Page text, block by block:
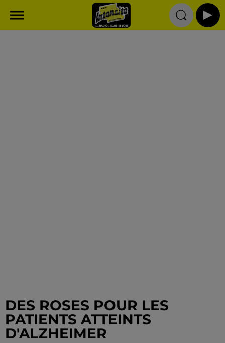
DES ROSES POUR LES
PATIENTS ATTEINTS
D'ALZHEIMER